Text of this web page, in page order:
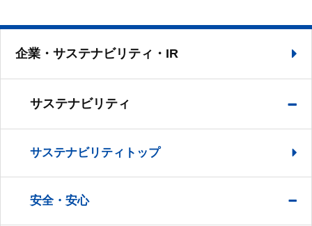
企業・サステナビリティ・IR
サステナビリティ
サステナビリティトップ
安全・安心